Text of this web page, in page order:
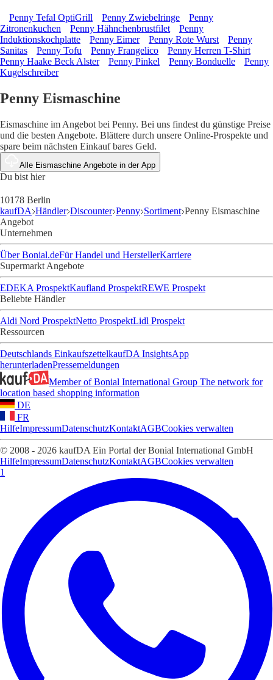
Penny Tefal OptiGrill Penny Zwiebelringe
Penny
Zitronenkuchen
Penny Hähnchenbrustfilet
Penny
Induktionskochplatte
Penny Eimer Penny Rote Wurst
Penny
Sanitas
Penny Tofu Penny Frangelico
Penny Herren T-Shirt
Penny Haake Beck Alster
Penny Pinkel Penny Bonduelle
Penny
Kugelschreiber
Penny Eismaschine
Eismaschine im Angebot bei Penny. Bei uns findest du günstige Preise
und die besten Angebote. Blättere durch unsere Online-Prospekte und
spare beim nächsten Einkauf bares Geld.
Alle Eismaschine Angebote in der App
Du bist hier
10178 Berlin
kaufDA Händler Discounter Penny Sortiment Penny Eismaschine
Angebot
Unternehmen
Über Bonial.deFür Handel und HerstellerKarriere
Supermarkt Angebote
EDEKA ProspektKaufland ProspektREWE Prospekt
Beliebte Händler
Aldi Nord ProspektNetto ProspektLidl Prospekt
Ressourcen
Deutschlands EinkaufszettelkaufDA InsightsApp
herunterladenPressemeldungen
Member of Bonial International Group The network for
location based shopping information
DE
FR
HilfeImpressumDatenschutzKontaktAGBCookies verwalten
© 2008 - 2026 kaufDA Ein Portal der Bonial International GmbH
HilfeImpressumDatenschutzKontaktAGBCookies verwalten
1